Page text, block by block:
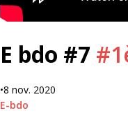
E bdo #7
•8 nov. 2020
E-bdo